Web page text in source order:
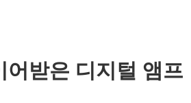
받은 디지털 앰프